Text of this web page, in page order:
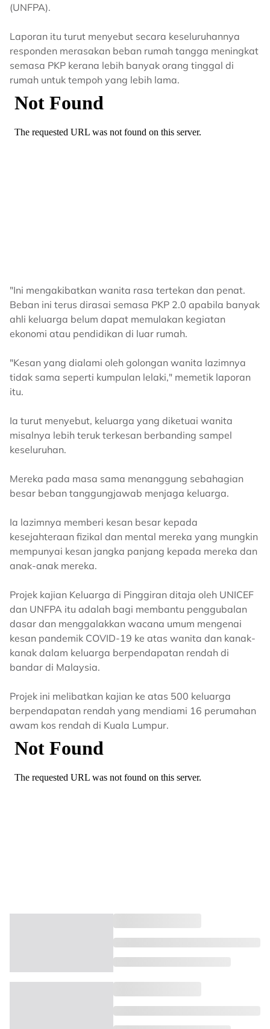
(UNFPA).
Laporan itu turut menyebut secara keseluruhannya
responden merasakan beban rumah tangga meningkat
semasa PKP kerana lebih banyak orang tinggal di
rumah untuk tempoh yang lebih lama.
"Ini mengakibatkan wanita rasa tertekan dan penat.
Beban ini terus dirasai semasa PKP 2.0 apabila banyak
ahli keluarga belum dapat memulakan kegiatan
ekonomi atau pendidikan di luar rumah.
"Kesan yang dialami oleh golongan wanita lazimnya
tidak sama seperti kumpulan lelaki," memetik laporan
itu.
Ia turut menyebut, keluarga yang diketuai wanita
misalnya lebih teruk terkesan berbanding sampel
keseluruhan.
Mereka pada masa sama menanggung sebahagian
besar beban tanggungjawab menjaga keluarga.
Ia lazimnya memberi kesan besar kepada
kesejahteraan fizikal dan mental mereka yang mungkin
mempunyai kesan jangka panjang kepada mereka dan
anak-anak mereka.
Projek kajian Keluarga di Pinggiran ditaja oleh UNICEF
dan UNFPA itu adalah bagi membantu penggubalan
dasar dan menggalakkan wacana umum mengenai
kesan pandemik COVID-19 ke atas wanita dan kanak-
kanak dalam keluarga berpendapatan rendah di
bandar di Malaysia.
Projek ini melibatkan kajian ke atas 500 keluarga
berpendapatan rendah yang mendiami 16 perumahan
awam kos rendah di Kuala Lumpur.